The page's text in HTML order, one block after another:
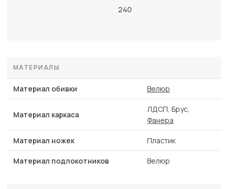
240
МАТЕРИАЛЫ
Материал обивки Велюр
Материал каркаса
ЛДСП, Брус,
Фанера
Материал ножек Пластик
Материал подлокотников Велюр